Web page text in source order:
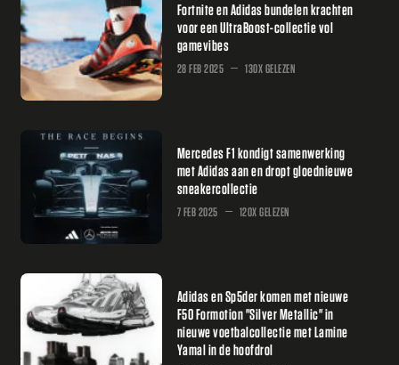
Fortnite en Adidas bundelen krachten
voor een UltraBoost-collectie vol
gamevibes
28 FEB 2025 130X GELEZEN
Mercedes F1 kondigt samenwerking
met Adidas aan en dropt gloednieuwe
sneakercollectie
7 FEB 2025 120X GELEZEN
Adidas en Sp5der komen met nieuwe
F50 Formotion "Silver Metallic" in
nieuwe voetbalcollectie met Lamine
Yamal in de hoofdrol